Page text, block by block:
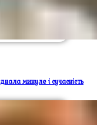
минуле і сучасність